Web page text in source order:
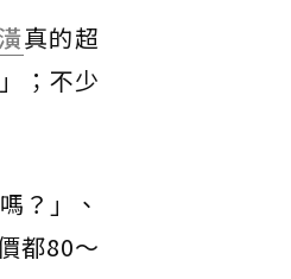
真的超
；不少
？」、
都80～